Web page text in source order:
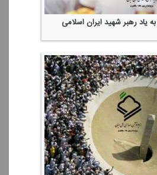
نه فقط شیعیان!